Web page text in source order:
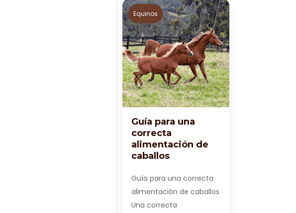
Equinos
Guía para una
correcta
alimentación de
caballos
Guía para una correcta
alimentación de caballos
Una correcta